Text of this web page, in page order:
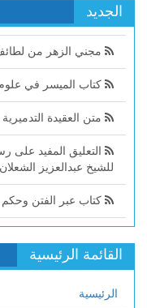
الجديد
مجني الزهر من
كتاب الميسر في
متن العقيدة التدميرية
للشيخ عبدالعزيز الشعلان
كتاب عبر الفتن وحكم المحن
القائمة الرئيسية
الرئيسية